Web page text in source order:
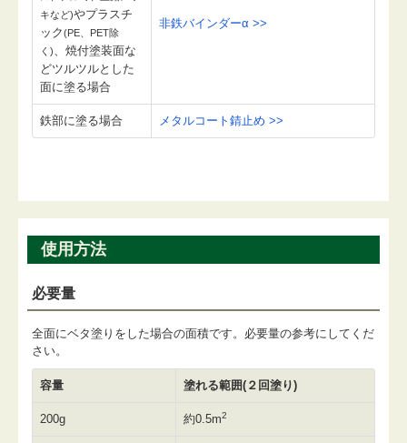
キなど)やプラスチ
ック(PE、PET除
く)、焼付塗装面な
どツルツルとした
面に塗る場合
非鉄バインダーα >>
鉄部に塗る場合 メタルコート錆止め >>
使用方法
必要量
全面にベタ塗りをした場合の面積です。必要量の参考にしてくだ
さい。
容量 塗れる範囲(２回塗り)
200g 約0.5m2